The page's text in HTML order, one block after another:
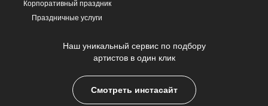
Корпоративный праздник
Праздничные услуги
Наш уникальный сервис по подбору
артистов в один клик
Смотреть инстасайт